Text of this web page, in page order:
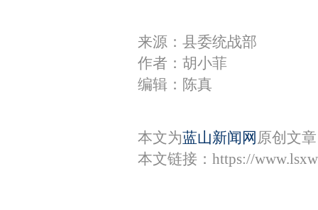
来源：县委统战部
作者：胡小菲
编辑：陈真
本文为蓝山新闻网 原创文
本文链接： https://